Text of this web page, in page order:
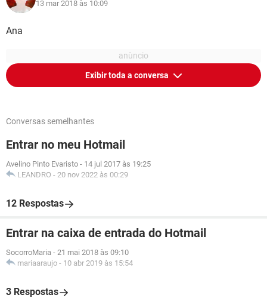
13 mar 2018 às 10:09
Ana
Exibir toda a conversa
Conversas semelhantes
Entrar no meu Hotmail
Avelino Pinto Evaristo - 14 jul 2017 às 19:25
LEANDRO - 20 nov 2022 às 00:29
12 Respostas
Entrar na caixa de entrada do Hotmail
SocorroMaria - 21 mai 2018 às 09:10
mariaaraujo - 10 abr 2019 às 15:54
3 Respostas